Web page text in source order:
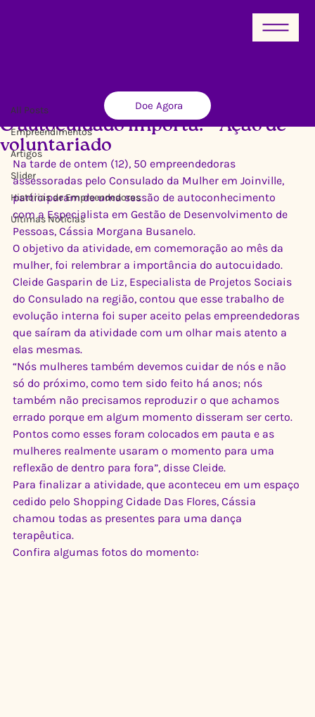
Doe Agora
All Posts
Empreendimentos
Artigos
Slider
Histórias de Empreendedoras
Últimas Notícias
O autocuidado importa! – Ação de
voluntariado
Ricardo Xavier 13 de mar. de 20191 min de leitura
Na tarde de ontem (12), 50 empreendedoras
assessoradas pelo Consulado da Mulher em Joinville,
participaram de uma sessão de autoconhecimento
com a Especialista em Gestão de Desenvolvimento de
Pessoas, Cássia Morgana Busanelo.
O objetivo da atividade, em comemoração ao mês da
mulher, foi relembrar a importância do autocuidado.
Cleide Gasparin de Liz, Especialista de Projetos Sociais
do Consulado na região, contou que esse trabalho de
evolução interna foi super aceito pelas empreendedoras
que saíram da atividade com um olhar mais atento a
elas mesmas.
“Nós mulheres também devemos cuidar de nós e não
só do próximo, como tem sido feito há anos; nós
também não precisamos reproduzir o que achamos
errado porque em algum momento disseram ser certo.
Pontos como esses foram colocados em pauta e as
mulheres realmente usaram o momento para uma
reflexão de dentro para fora”, disse Cleide.
Para finalizar a atividade, que aconteceu em um espaço
cedido pelo Shopping Cidade Das Flores, Cássia
chamou todas as presentes para uma dança
terapêutica.
Confira algumas fotos do momento: